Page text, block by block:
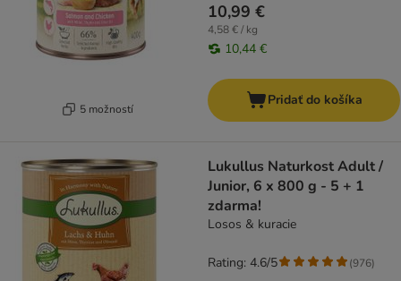
5 možností
10,99 €
4,58 € / kg
10,44 €
Pridať do košíka
Lukullus Naturkost Adult /
Junior, 6 x 800 g - 5 + 1
zdarma!
Losos & kuracie
Rating: 4.6/5 (976)